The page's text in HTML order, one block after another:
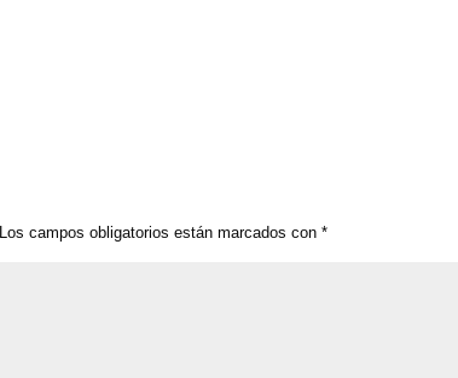
Los campos obligatorios están marcados con*